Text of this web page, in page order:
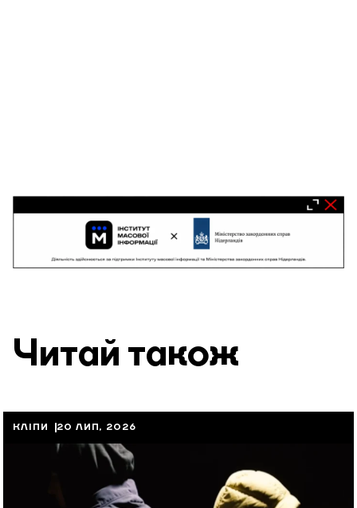
Читай також
КЛІПИ 20 ЛИП, 2026